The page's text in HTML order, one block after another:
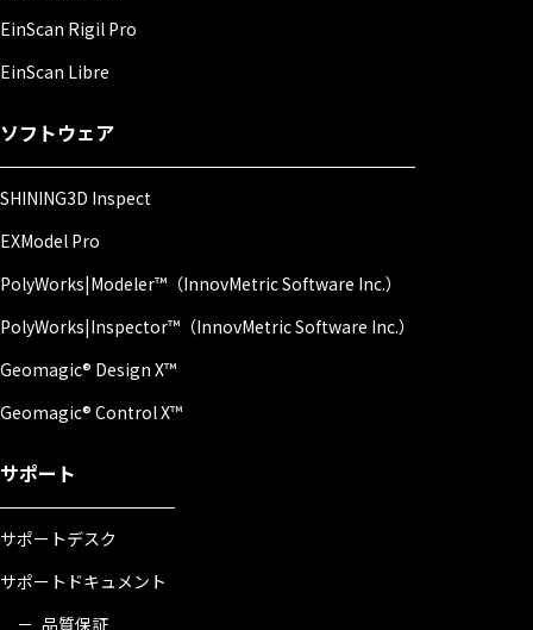
EinScan Rigil Pro
EinScan Libre
ソフトウェア
SHINING3D Inspect
EXModel Pro
PolyWorks|Modeler™（InnovMetric Software Inc.）
PolyWorks|Inspector™（InnovMetric Software Inc.）
Geomagic® Design X™
Geomagic® Control X™
サポート
サポートデスク
サポートドキュメント
品質保証